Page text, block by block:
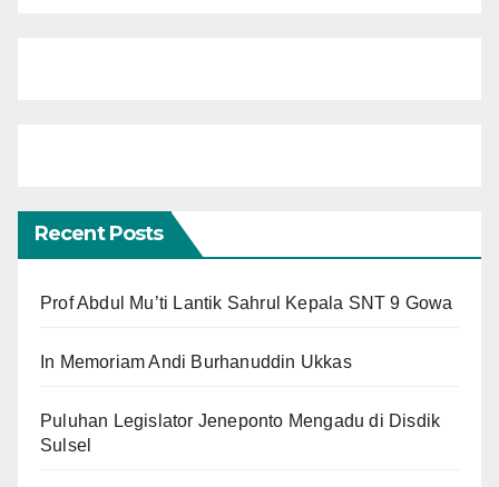
Recent Posts
Prof Abdul Mu’ti Lantik Sahrul Kepala SNT 9 Gowa
In Memoriam Andi Burhanuddin Ukkas
Puluhan Legislator Jeneponto Mengadu di Disdik
Sulsel